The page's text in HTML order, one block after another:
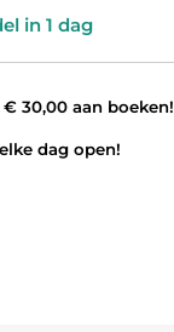
in 1 dag
30,00 aan boeken!
dag open!